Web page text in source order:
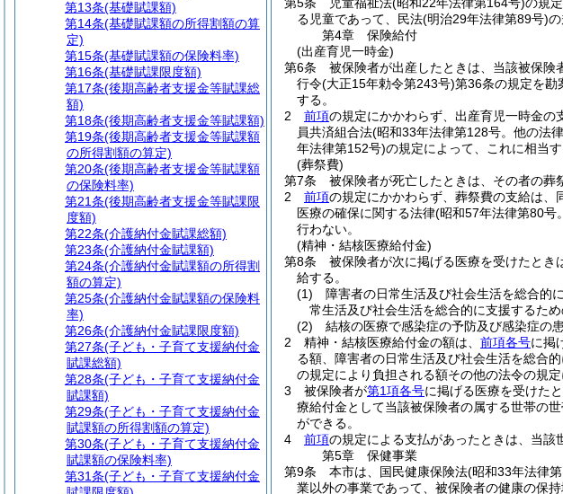
る児童であって、民法(明治29年法律第89号)
第4章
保険給付
(出産育児一時金)
第6条
被保険者が出産したときは、当該被保険
行令(大正15年勅令第243号)第36条の規定を勘
する。
2
前項の規定にかかわらず、出産育児一時金
員共済組合法(昭和33年法律第128号。他の法
年法律第152号)の規定によって、これに相当
(葬祭費)
第7条
被保険者が死亡したときは、その者の葬
2
前項の規定にかかわらず、葬祭費の支給は
医療の確保に関する法律(昭和57年法律第80号
行わない。
(精神・結核医療給付金)
第8条
被保険者が次に掲げる医療を受けたと
給する。
(1)
障害者の日常生活及び社会生活を総合的
常生活及び社会生活を総合的に支援するた
(2)
結核の医療で感染症の予防及び感染症の
2
精神・結核医療給付金の額は、 前項各号に掲
る額、障害者の日常生活及び社会生活を総合
の規定により負担される額その他の法令の規
3
被保険者が第1項各号に掲げる医療を受けた
療給付金として当該被保険者の属する世帯の
ができる。
4
前項の規定による支払があったときは、当該
第5章
保健事業
第9条
本市は、国民健康保険法(昭和33年法律
業以外の事業であって、被保険者の健康の保
第13条(基礎賦課額)
第14条(基礎賦課額の所得割額の算
定)
第15条(基礎賦課額の保険料率)
第16条(基礎賦課限度額)
第17条(後期高齢者支援金等賦課総
額)
第18条(後期高齢者支援金等賦課額)
第19条(後期高齢者支援金等賦課額
の所得割額の算定)
第20条(後期高齢者支援金等賦課額
の保険料率)
第21条(後期高齢者支援金等賦課限
度額)
第22条(介護納付金賦課総額)
第23条(介護納付金賦課額)
第24条(介護納付金賦課額の所得割
額の算定)
第25条(介護納付金賦課額の保険料
率)
第26条(介護納付金賦課限度額)
第27条(子ども・子育て支援納付金
賦課総額)
第28条(子ども・子育て支援納付金
賦課額)
第29条(子ども・子育て支援納付金
賦課額の所得割額の算定)
第30条(子ども・子育て支援納付金
賦課額の保険料率)
第31条(子ども・子育て支援納付金